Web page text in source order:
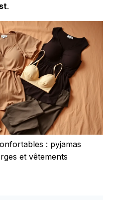
.
: pyjamas
et vêtements